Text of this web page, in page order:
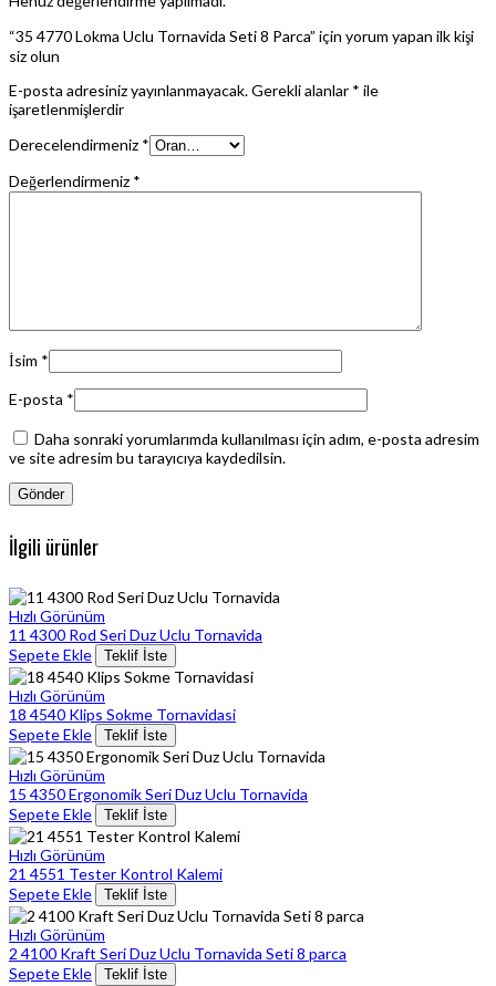
“35 4770 Lokma Uclu Tornavida Seti 8 Parca” için yorum yapan ilk kişi
siz olun
E-posta adresiniz yayınlanmayacak.Gerekli alanlar * ile
işaretlenmişlerdir
Derecelendirmeniz *
Değerlendirmeniz *
İsim *
E-posta *
Daha sonraki yorumlarımda kullanılması için adım, e-posta adresim
ve site adresim bu tarayıcıya kaydedilsin.
İlgili ürünler
Hızlı Görünüm
11 4300 Rod Seri Duz Uclu Tornavida
Sepete Ekle
Teklif İste
Hızlı Görünüm
18 4540 Klips Sokme Tornavidasi
Sepete Ekle
Teklif İste
Hızlı Görünüm
15 4350 Ergonomik Seri Duz Uclu Tornavida
Sepete Ekle
Teklif İste
Hızlı Görünüm
21 4551 Tester Kontrol Kalemi
Sepete Ekle
Teklif İste
Hızlı Görünüm
2 4100 Kraft Seri Duz Uclu Tornavida Seti 8 parca
Sepete Ekle
Teklif İste